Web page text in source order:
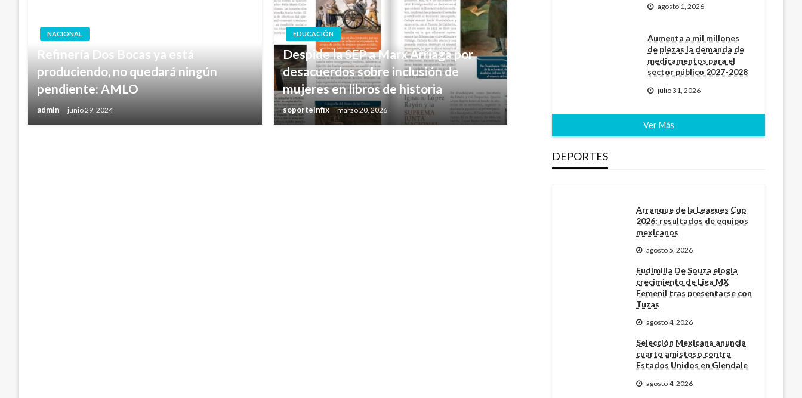
NACIONAL
Refinería Dos Bocas ya está
produciendo, no quedará ningún
pendiente: AMLO
admin junio 29, 2024
EDUCACIÓN
Despide la SEP a Marx Arriaga por
desacuerdos sobre inclusión de
mujeres en libros de historia
soporteinfix marzo 20, 2026
agosto 1, 2026
Aumenta a mil millones
de piezas la demanda de
medicamentos para el
sector público 2027-2028
julio 31, 2026
Ver Más
DEPORTES
Arranque de la Leagues Cup
2026: resultados de equipos
mexicanos
agosto 5, 2026
Eudimilla De Souza elogia
crecimiento de Liga MX
Femenil tras presentarse con
Tuzas
agosto 4, 2026
Selección Mexicana anuncia
cuarto amistoso contra
Estados Unidos en Glendale
agosto 4, 2026